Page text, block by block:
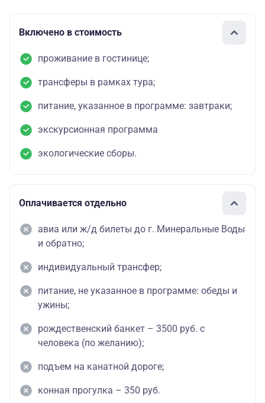
Включено в стоимость
проживание в гостинице;
трансферы в рамках тура;
питание, указанное в программе: завтраки;
экскурсионная программа
экологические сборы.
Оплачивается отдельно
авиа или ж/д билеты до г. Минеральные Воды
и обратно;
индивидуальный трансфер;
питание, не указанное в программе: обеды и
ужины;
рождественский банкет – 3500 руб. с
человека (по желанию);
подъем на канатной дороге;
конная прогулка – 350 руб.